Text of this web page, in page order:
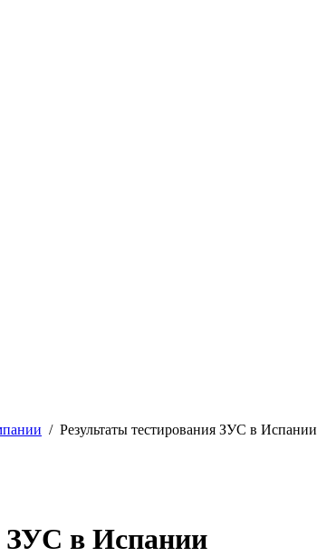
/ Результаты тестирования ЗУС в Испании
ЗУС в Испании